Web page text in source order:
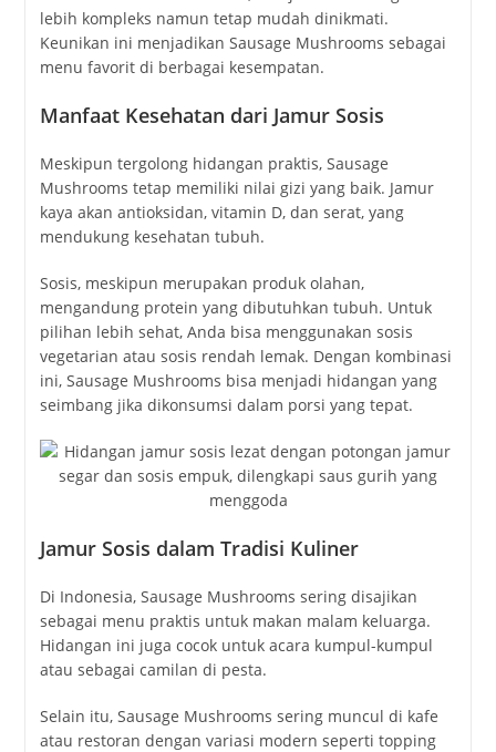
lebih kompleks namun tetap mudah dinikmati.
Keunikan ini menjadikan Sausage Mushrooms sebagai
menu favorit di berbagai kesempatan.
Manfaat Kesehatan dari Jamur Sosis
Meskipun tergolong hidangan praktis, Sausage
Mushrooms tetap memiliki nilai gizi yang baik. Jamur
kaya akan antioksidan, vitamin D, dan serat, yang
mendukung kesehatan tubuh.
Sosis, meskipun merupakan produk olahan,
mengandung protein yang dibutuhkan tubuh. Untuk
pilihan lebih sehat, Anda bisa menggunakan sosis
vegetarian atau sosis rendah lemak. Dengan kombinasi
ini, Sausage Mushrooms bisa menjadi hidangan yang
seimbang jika dikonsumsi dalam porsi yang tepat.
Jamur Sosis dalam Tradisi Kuliner
Di Indonesia, Sausage Mushrooms sering disajikan
sebagai menu praktis untuk makan malam keluarga.
Hidangan ini juga cocok untuk acara kumpul-kumpul
atau sebagai camilan di pesta.
Selain itu, Sausage Mushrooms sering muncul di kafe
atau restoran dengan variasi modern seperti topping